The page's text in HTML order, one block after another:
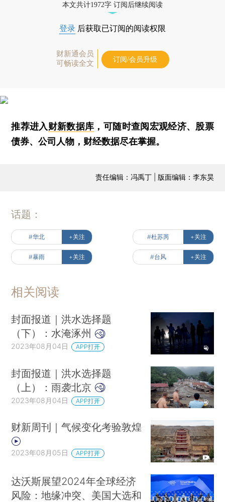
本文共计1972字 订阅后继续阅读
登录 后获取已订阅的阅读权限
财新通会员
可畅读全文
订阅/会员升级
推荐进入财新数据库 ，可随时查阅宏观经济、股票
债券、公司人物，财经数据尽在掌握。
责任编辑：冯禹丁 | 版面编辑：李东昊
话题：
#华北 +关注 #杜苏芮 +关注
#暴雨 +关注 #台风 +关注
相关阅读
封面报道｜洪水选择题
（下）：水淹涿州
2023年08月04日 APP打开
封面报道｜洪水选择题
（上）：雨袭北京
2023年08月04日 APP打开
财新周刊｜气候变化考验敦煌
2023年08月05日 APP打开
达沃斯展望2024年全球经济
风险：地缘冲突、美国大选和